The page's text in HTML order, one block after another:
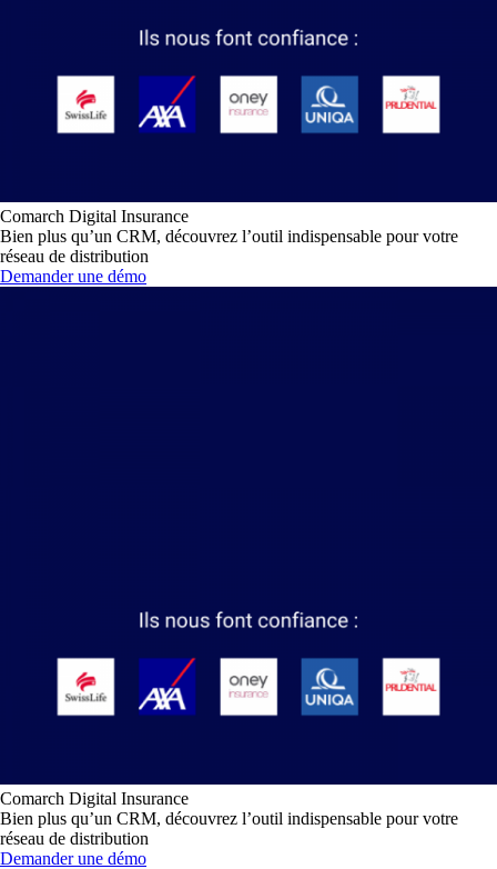
Comarch Digital Insurance
Bien plus qu’un CRM, découvrez l’outil indispensable pour votre
réseau de distribution
Demander une démo
Comarch Digital Insurance
Bien plus qu’un CRM, découvrez l’outil indispensable pour votre
réseau de distribution
Demander une démo